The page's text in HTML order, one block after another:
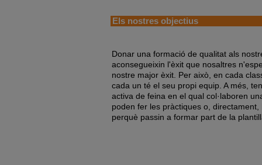
Els nostres objectius
Donar una formació de qualitat als
aconsegueixin l'èxit que nosaltres
nostre major èxit. Per això, en cada
cada un té el seu propi equip. A més,
activa de feina en el qual col·laboren
poden fer les pràctiques o,
perquè passin a formar part de la